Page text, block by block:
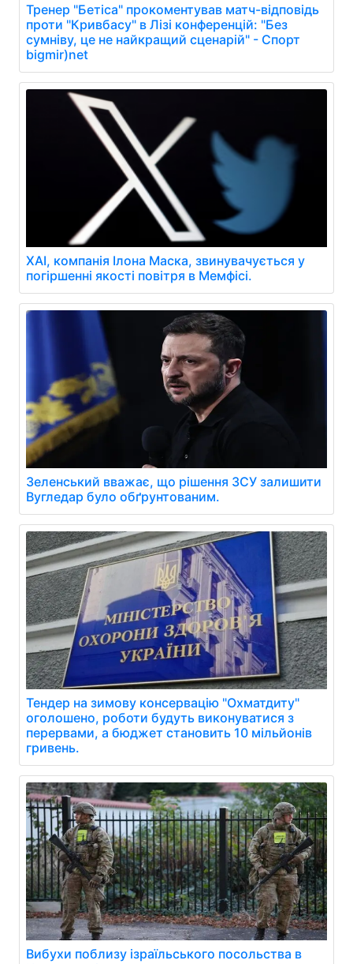
Тренер "Бетіса" прокоментував матч-відповідь
проти "Кривбасу" в Лізі конференцій: "Без
сумніву, це не найкращий сценарій" - Спорт
bigmir)net
XAI, компанія Ілона Маска, звинувачується у
погіршенні якості повітря в Мемфісі.
Зеленський вважає, що рішення ЗСУ залишити
Вугледар було обґрунтованим.
Тендер на зимову консервацію "Охматдиту"
оголошено, роботи будуть виконуватися з
перервами, а бюджет становить 10 мільйонів
гривень.
Вибухи поблизу ізраїльського посольства в